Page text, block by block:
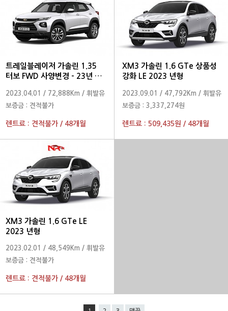
트레일블레이저 가솔린 1.35
터보 FWD 사양변경 - 23년 1월
2023.04.01 / 72,888Km / 휘발유
보증금 : 견적불가
렌트료 : 견적불가/ 48개월
XM3 가솔린 1.6 GTe 상품성
강화 LE 2023 년형
2023.09.01 / 47,792Km / 휘발유
보증금 : 3,337,274원
렌트료 : 509,435원 / 48개월
XM3 가솔린 1.6 GTe LE
2023 년형
2023.02.01 / 48,549Km / 휘발유
보증금 : 견적불가
렌트료 : 견적불가/ 48개월